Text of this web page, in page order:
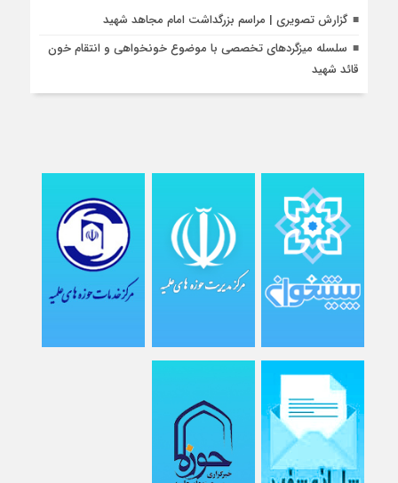
گزارش تصویری | مراسم بزرگداشت امام مجاهد شهید
سلسله میزگردهای تخصصی با موضوع خونخواهی و انتقام خون
قائد شهید